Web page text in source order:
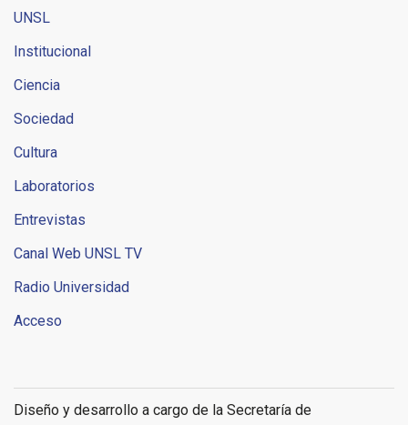
UNSL
Institucional
Ciencia
Sociedad
Cultura
Laboratorios
Entrevistas
Canal Web UNSL TV
Radio Universidad
Acceso
Diseño y desarrollo a cargo de la Secretaría de